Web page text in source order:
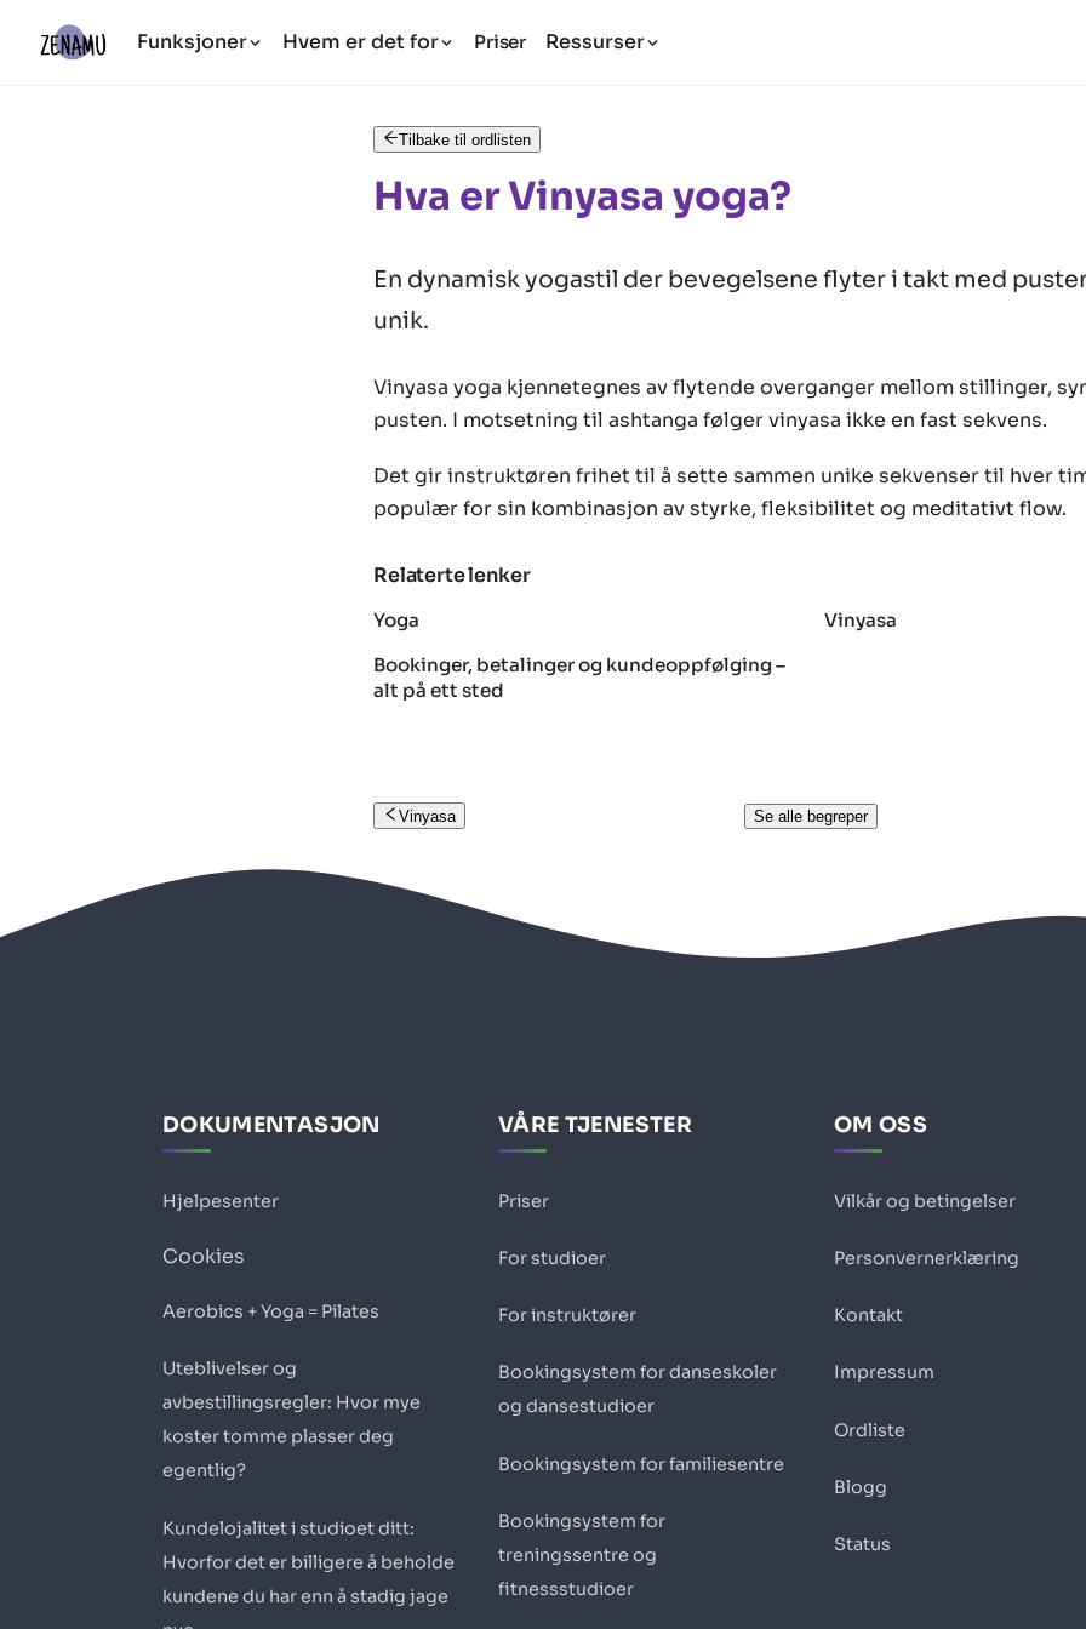
Funksjoner Hvem er det for Priser Ressurser
Tilbake til ordlisten
Hva er Vinyasa yoga?
En dynamisk yogastil der bevegelsene flyter i takt med
unik.
Vinyasa yoga kjennetegnes av flytende overganger mellom stillinger,
pusten. I motsetning til ashtanga følger vinyasa ikke en fast sekvens.
Det gir instruktøren frihet til å sette sammen unike sekvenser til hver
populær for sin kombinasjon av styrke, fleksibilitet og meditativt flow.
Relaterte lenker
Yoga
Vinyasa
Bookinger, betalinger og kundeoppfølging –
alt på ett sted
Vinyasa Se alle begreper
DOKUMENTASJON
Hjelpesenter
Cookies
Aerobics + Yoga = Pilates
Uteblivelser og
avbestillingsregler: Hvor mye
koster tomme plasser deg
egentlig?
Kundelojalitet i studioet ditt:
Hvorfor det er billigere å beholde
kundene du har enn å stadig jage
VÅRE TJENESTER
Priser
For studioer
For instruktører
Bookingsystem for danseskoler
og dansestudioer
Bookingsystem for familiesentre
Bookingsystem for
treningssentre og
fitnessstudioer
OM OSS
Vilkår og betingelser
Personvernerklæring
Kontakt
Impressum
Ordliste
Blogg
Status